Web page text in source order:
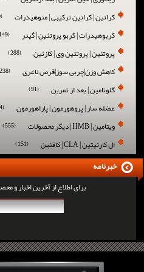
کراتین | کراتین ترکیبی | منوهیدرات (170)
کربوهیدرات | کربو پروتئین | گینر (149)
پروتئین | پروتئین وی | کازئین (288)
کاهش وزن|چربی سوز|قرص لاغری (238)
گلوتامین | بعد از تمرین (91)
عضله ساز | پروهورمون | پاراهورمون (154)
ویتامین | HMB | دیگر محصولات (555)
ال کارنیتین | CLA | کافئین (151)
برای اطلاع از آخرین اخبار و
خبرنامه